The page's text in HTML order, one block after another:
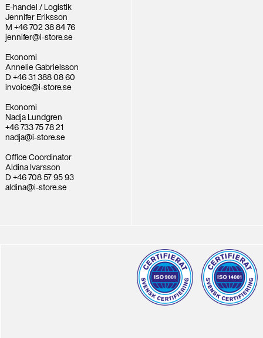
E-handel / Logistik
Jennifer Eriksson
M +46 702 38 84 76
jennifer@i-store.se
Ekonomi
Annelie Gabrielsson
D +46 31 388 08 60
invoice@i-store.se
Ekonomi
Nadja Lundgren
+46 733 75 78 21
nadja@i-store.se
Office Coordinator
Aldina Ivarsson
D +46 708 57 95 93
aldina@i-store.se